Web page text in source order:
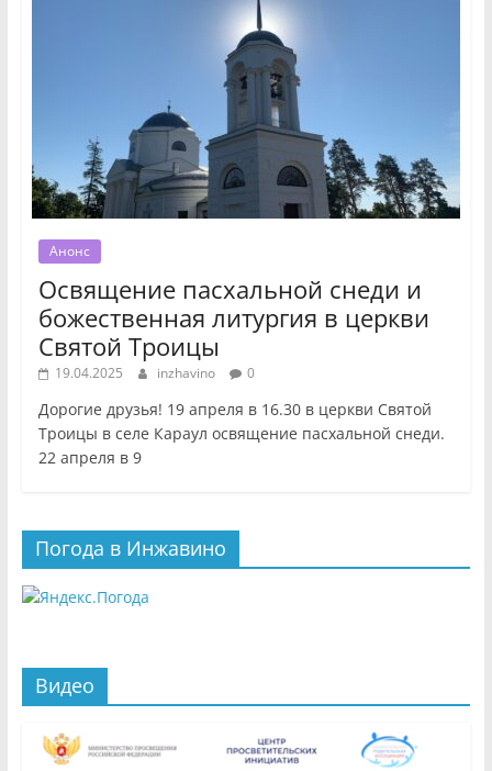
Анонс
Освящение пасхальной снеди и
божественная литургия в церкви
Святой Троицы
19.04.2025 inzhavino 0
Дорогие друзья! 19 апреля в 16.30 в церкви Святой
Троицы в селе Караул освящение пасхальной снеди.
22 апреля в 9
Погода в Инжавино
Видео